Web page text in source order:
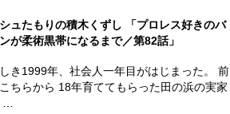
ュたもりの積木くずし 「プロレス好きのバ
が柔術黒帯になるまで／第82話」
き1999年、社会人一年目がはじまった。 前
ちらから 18年育ててもらった田の浜の実家